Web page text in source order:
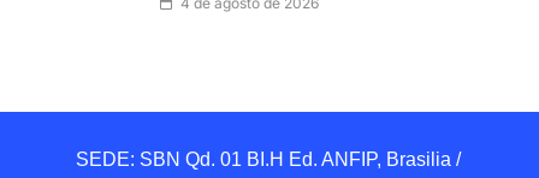
SEDE: SBN Qd. 01 BI.H Ed. ANFIP, Brasilia /